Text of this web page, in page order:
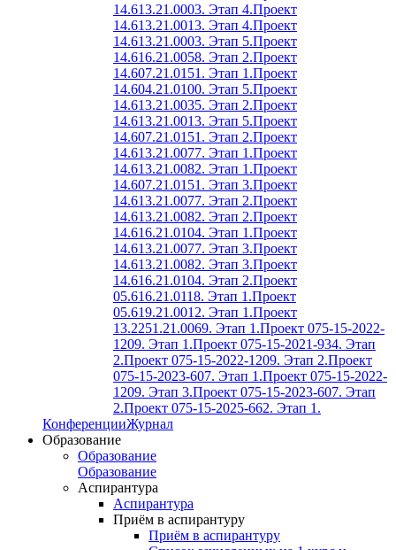
14.613.21.0003. Этап 4.Проект
14.613.21.0013. Этап 4.Проект
14.613.21.0003. Этап 5.Проект
14.616.21.0058. Этап 2.Проект
14.607.21.0151. Этап 1.Проект
14.604.21.0100. Этап 5.Проект
14.613.21.0035. Этап 2.Проект
14.613.21.0013. Этап 5.Проект
14.607.21.0151. Этап 2.Проект
14.613.21.0077. Этап 1.Проект
14.613.21.0082. Этап 1.Проект
14.607.21.0151. Этап 3.Проект
14.613.21.0077. Этап 2.Проект
14.613.21.0082. Этап 2.Проект
14.616.21.0104. Этап 1.Проект
14.613.21.0077. Этап 3.Проект
14.613.21.0082. Этап 3.Проект
14.616.21.0104. Этап 2.Проект
05.616.21.0118. Этап 1.Проект
05.619.21.0012. Этап 1.Проект
13.2251.21.0069. Этап 1.Проект 075-15-2022-
1209. Этап 1.Проект 075-15-2021-934. Этап
2.Проект 075-15-2022-1209. Этап 2.Проект
075-15-2023-607. Этап 1.Проект 075-15-2022-
1209. Этап 3.Проект 075-15-2023-607. Этап
2.Проект 075-15-2025-662. Этап 1.
КонференцииЖурнал
Образование
Образование
Образование
Аспирантура
Аспирантура
Приём в аспирантуру
Приём в аспирантуру